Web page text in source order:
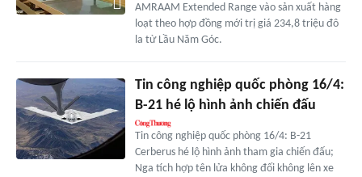
AMRAAM Extended Range vào sản xuất hàng
loạt theo hợp đồng mới trị giá 234,8 triệu đô
la từ Lầu Năm Góc.
Tin công nghiệp quốc phòng 16/4:
B-21 hé lộ hình ảnh chiến đấu
Tin công nghiệp quốc phòng 16/4: B-21
Cerberus hé lộ hình ảnh tham gia chiến đấu;
Nga tích hợp tên lửa không đối không lên xe